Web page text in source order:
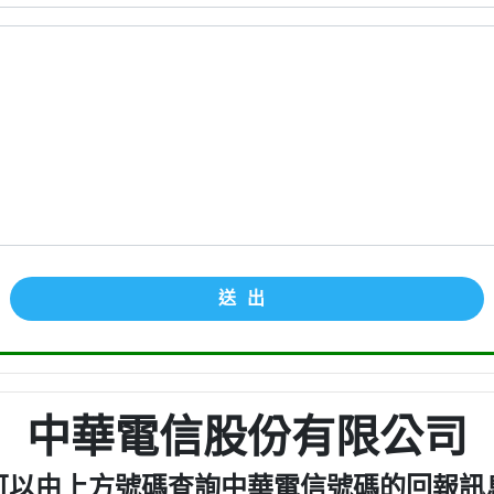
送出
中華電信股份有限公司
以由上方號碼查詢中華電信號碼的回報訊